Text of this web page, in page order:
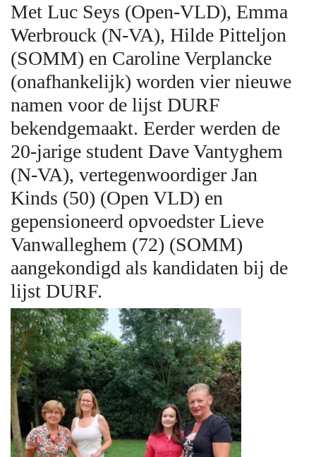
Met Luc Seys (Open-VLD), Emma
Werbrouck (N-VA), Hilde Pitteljon
(SOMM) en Caroline Verplancke
(onafhankelijk) worden vier nieuwe
namen voor de lijst DURF
bekendgemaakt. Eerder werden de
20-jarige student Dave Vantyghem
(N-VA), vertegenwoordiger Jan
Kinds (50) (Open VLD) en
gepensioneerd opvoedster Lieve
Vanwalleghem (72) (SOMM)
aangekondigd als kandidaten bij de
lijst DURF.